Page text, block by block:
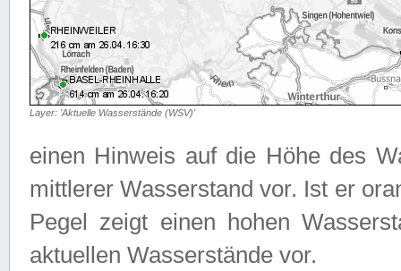
Layer: 'Aktuelle Wasserstände (WSV)'
einen Hinweis auf die Höhe des
mittlerer Wasserstand vor. Ist er
Pegel zeigt einen hohen
aktuellen Wasserstände vor.